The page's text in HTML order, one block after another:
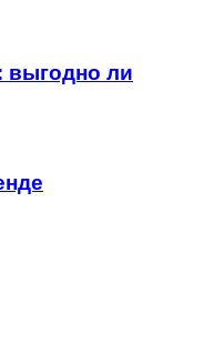
выгодно ли